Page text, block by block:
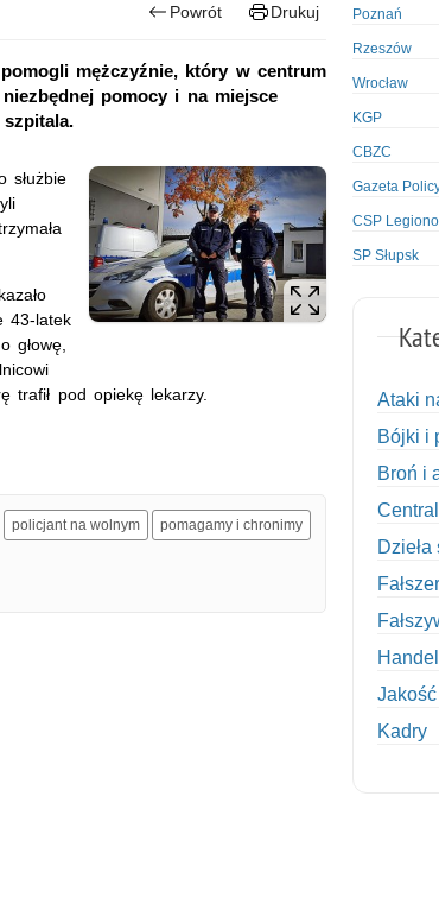
Powrót Drukuj
mężczyźnie, który w centrum
pomocy i na miejsce
służbie
43-latek
głowę,
trafił pod opiekę lekarzy.
policjant na wolnym pomagamy i chronimy
Poznań
Rzeszów
Wrocław
KGP
CBZC
Gazeta
CSP
SP Słupsk
Ataki
Bójki i
Broń i
Dzieła
Kadry